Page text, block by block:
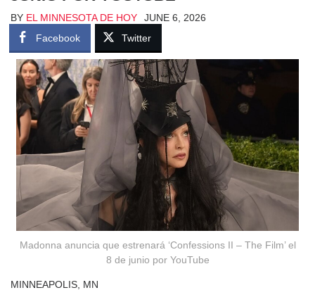
BY EL MINNESOTA DE HOY
JUNE 6, 2026
Facebook
Twitter
Madonna anuncia que estrenará ‘Confessions II – The Film’ el
8 de junio por YouTube
MINNEAPOLIS, MN